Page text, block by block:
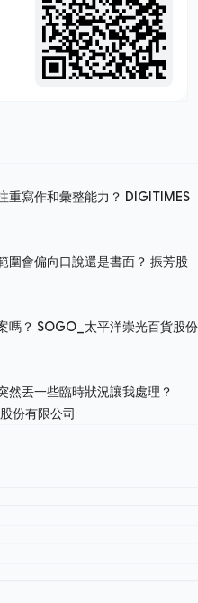
重寫作和彙整能力？ DIGITIMES
圍會偏向口說還是書面？ 振芳股
嗎？ SOGO_太平洋崇光百貨股份
然丟一些臨時狀況讓我處理？
份有限公司